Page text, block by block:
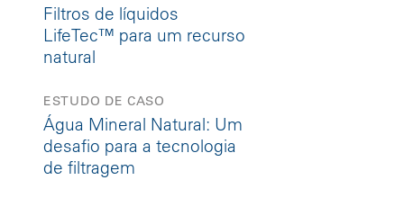
Filtros de líquidos
LifeTec™ para um recurso
natural
ESTUDO DE CASO
Água Mineral Natural: Um
desafio para a tecnologia
de filtragem